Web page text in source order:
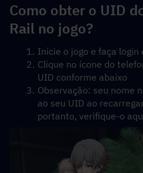
Como obter o UID
Rail no jogo?
Inicie o jogo e faça login
Clique no ícone do
UID conforme abaixo
Observação: seu nome
ao seu UID ao
portanto, verifique-o